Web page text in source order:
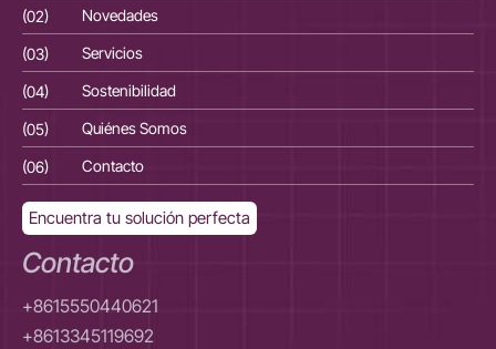
(02)
Novedades
(03)
Servicios
(04)
Sostenibilidad
(05)
Quiénes Somos
(06)
Contacto
Encuentra tu solución perfecta
Contacto
+8615550440621
+8613345119692